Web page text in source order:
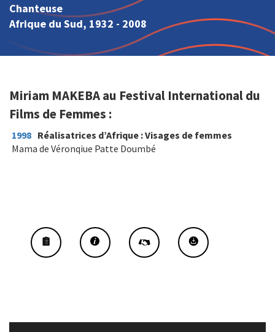
Chanteuse
Afrique du Sud, 1932 - 2008
Miriam MAKEBA au Festival International du
Films de Femmes :
1998 Réalisatrices d’Afrique : Visages de femmes
Mama de Véronqiue Patte Doumbé